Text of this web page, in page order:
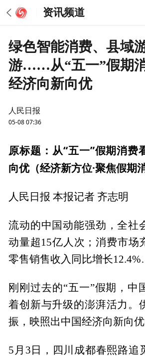
资讯频道
绿色智能消费、县域
游……从“五一”假期
经济向新向优
人民日报
05-08 07:36
原标题：从“五一”假期消费
向优（经济新方位·聚焦假期
人民日报 本报记者 齐志明
流动的中国动能强劲，全社
动量超15亿人次；消费市场
零售销售收入同比增长
刚刚过去的“五一”假期，中
着创新与升级的澎湃活力。
振，映照出中国经济向新向优
5月3日，四川成都春熙路追